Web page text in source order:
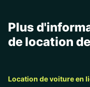
Plus
de location
Location de voiture en